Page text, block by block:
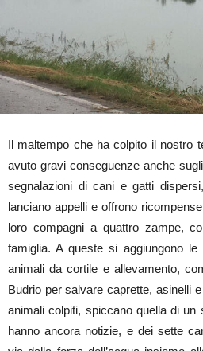
Il maltempo che ha colpito il nostro
avuto gravi conseguenze anche
segnalazioni di cani e gatti
lanciano appelli e offrono
loro compagni a quattro zampe,
famiglia. A queste si aggiungono le
animali da cortile e allevamento,
Budrio per salvare caprette, asinelli
animali colpiti, spiccano quella di
hanno ancora notizie, e dei sette